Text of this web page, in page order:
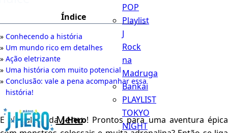
Menu
POP
Playlist
J
Rock
na
Madruga
Bankai
PLAYLIST
TOKYO
NIGHT
Índice
Conhecendo a história
Um mundo rico em detalhes
Ação eletrizante
Uma história com muito potencial
Conclusão: vale a pena acompanhar essa
história!
E aí, galera daJ-Hero! Prontos para uma aventura épica